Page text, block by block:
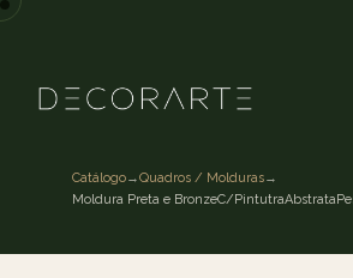
Catálogo→Quadros / Molduras→
Moldura Preta e BronzeC/